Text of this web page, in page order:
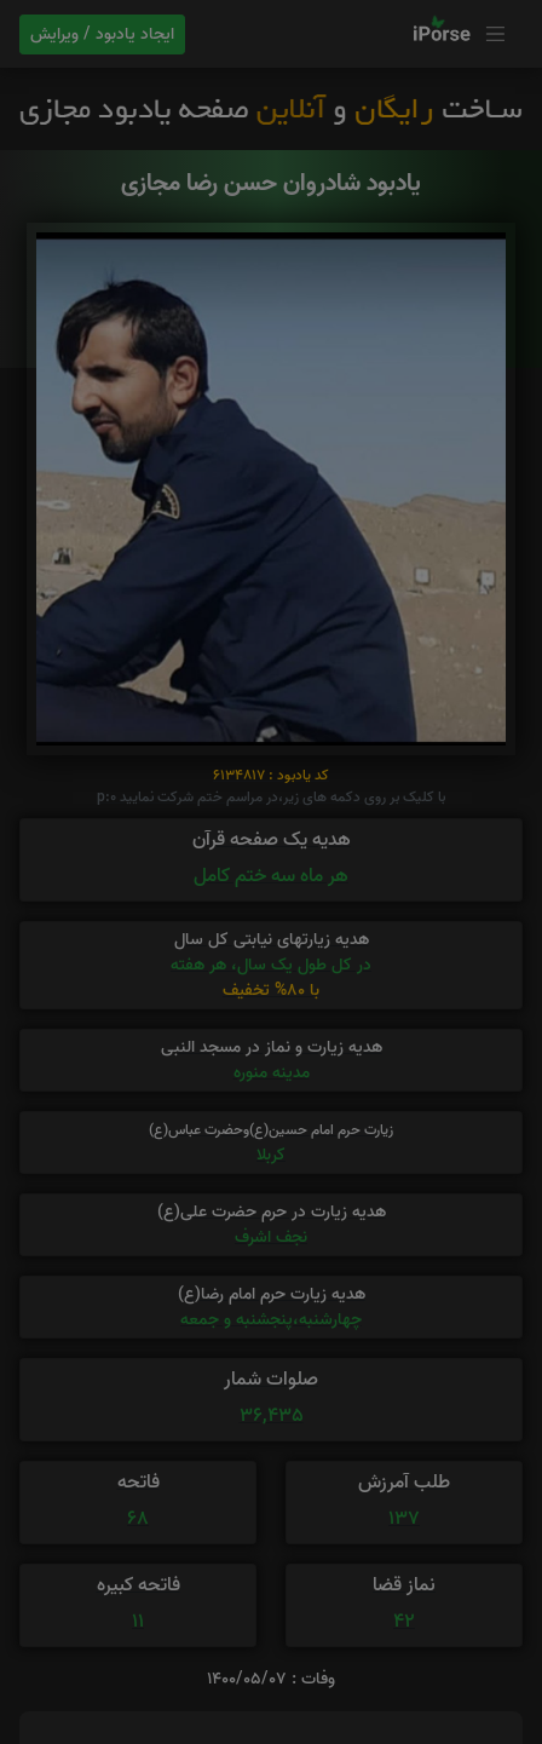
ایجاد یادبود / ویرایش
یادبود شادروان حسن رضا مجازی
کد یادبود : 6134817
با کلیک بر روی دکمه های زیر،در مراسم ختم شرکت نمایید p:0
هدیه یک صفحه قرآن
هر ماه سه ختم کامل
هدیه زیارتهای نیابتی کل سال
در کل طول یک سال، هر هفته
با 80% تخفیف
هدیه زیارت و نماز در مسجد النبی
مدینه منوره
زیارت حرم امام حسین(ع)وحضرت عباس(ع)
کربلا
هدیه زیارت در حرم حضرت علی(ع)
نجف اشرف
هدیه زیارت حرم امام رضا(ع)
چهارشنبه،پنجشنبه و جمعه
صلوات شمار
36,435
طلب آمرزش
137
فاتحه
68
نماز قضا
42
فاتحه کبیره
11
وفات : 1400/05/07